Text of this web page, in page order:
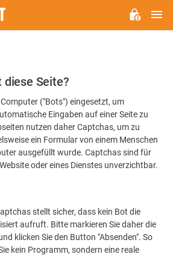
diese Seite?
("Bots") eingesetzt, um
Eingaben auf einer Seite zu
nutzen daher Captchas, um zu
ein Formular von einem Menschen
ausgefüllt wurde. Captchas sind für
oder eines Dienstes unverzichtbar.
stellt sicher, dass kein Bot die
aufruft. Bitte markieren Sie daher die
klicken Sie den Button "Absenden". So
kein Programm, sondern eine reale